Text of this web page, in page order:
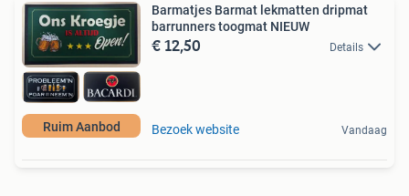
Ruim Aanbod
Barmatjes Barmat lekmatten dripmat
barrunners toogmat NIEUW
€ 12,50 Details
Bezoek website Vandaag